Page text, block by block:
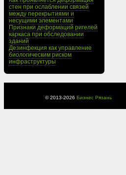
стен при ослаблении связей
между перекрытиями и
несущими элементами
Признаки деформаций ригелей
каркаса при обследовании
зданий
Дезинфекция как управление
биологическим риском
инфраструктуры
© 2013-2026 Бизнес Рязань